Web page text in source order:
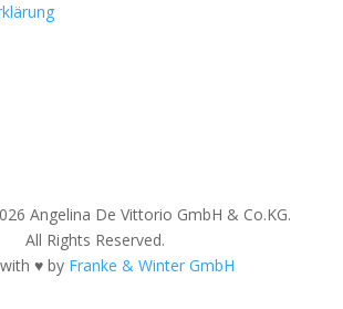
Angelina De Vittorio GmbH & Co.KG.
All Rights Reserved.
with♥ by Franke & Winter GmbH